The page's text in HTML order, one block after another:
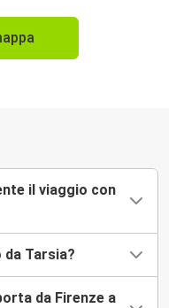
il viaggio con
da Tarsia?
da Firenze a